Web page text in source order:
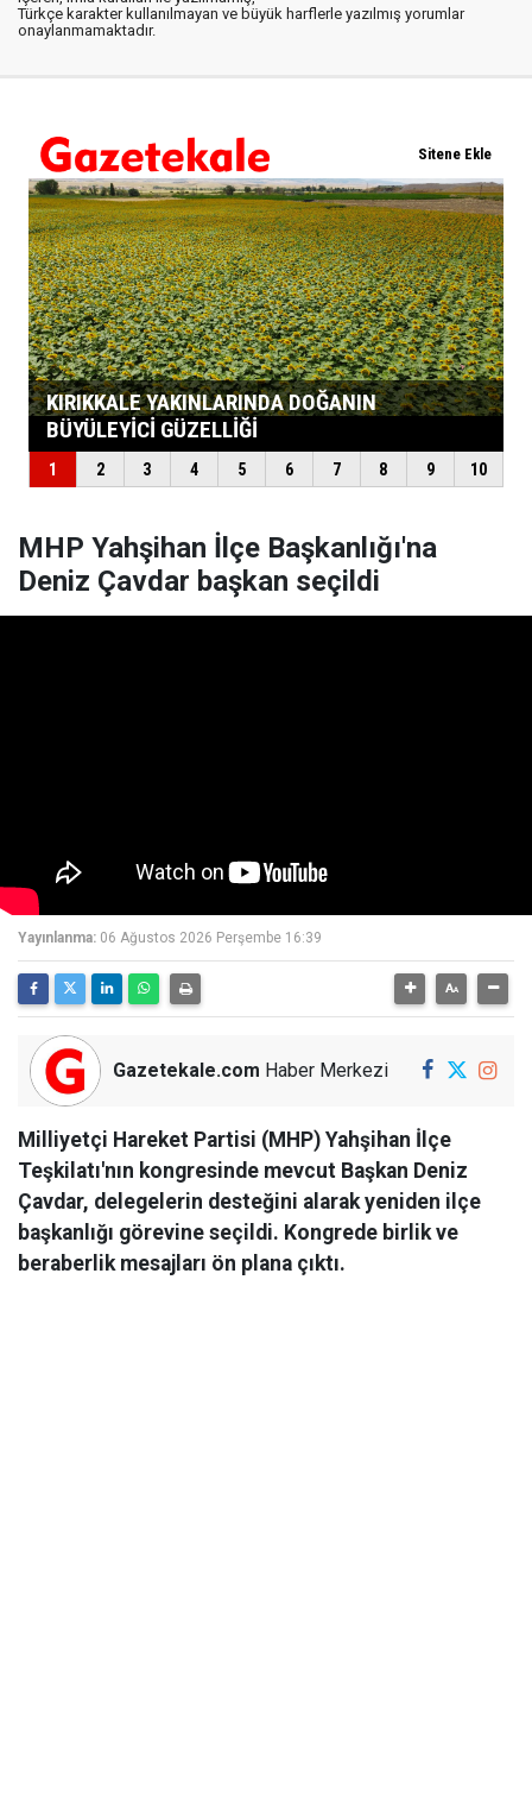
Türkçe karakter kullanılmayan ve büyük harflerle yazılmış yorumlar
onaylanmamaktadır.
MHP Yahşihan İlçe Başkanlığı'na
Deniz Çavdar başkan seçildi
Yayınlanma: 06 Ağustos 2026 Perşembe 16:39
Gazetekale.com Haber Merkezi
Milliyetçi Hareket Partisi (MHP) Yahşihan İlçe
Teşkilatı'nın kongresinde mevcut Başkan Deniz
Çavdar, delegelerin desteğini alarak yeniden ilçe
başkanlığı görevine seçildi. Kongrede birlik ve
beraberlik mesajları ön plana çıktı.